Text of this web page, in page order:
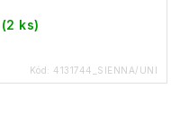
(2 ks)
Kód: 4131744_SIENNA/UNI